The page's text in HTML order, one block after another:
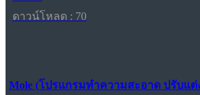
ดาวน์โหลด : 70
Mole (โปรแกรมทำความสะอาด ปรับแต่